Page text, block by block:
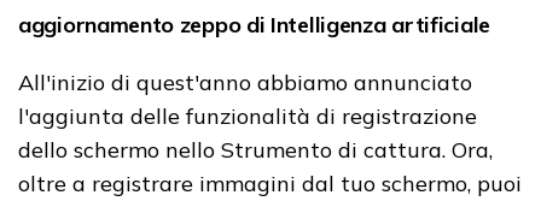
aggiornamento zeppo di Intelligenza artificiale
All'inizio di quest'anno abbiamo annunciato
l'aggiunta delle funzionalità di registrazione
dello schermo nello Strumento di cattura. Ora,
oltre a registrare immagini dal tuo schermo, puoi